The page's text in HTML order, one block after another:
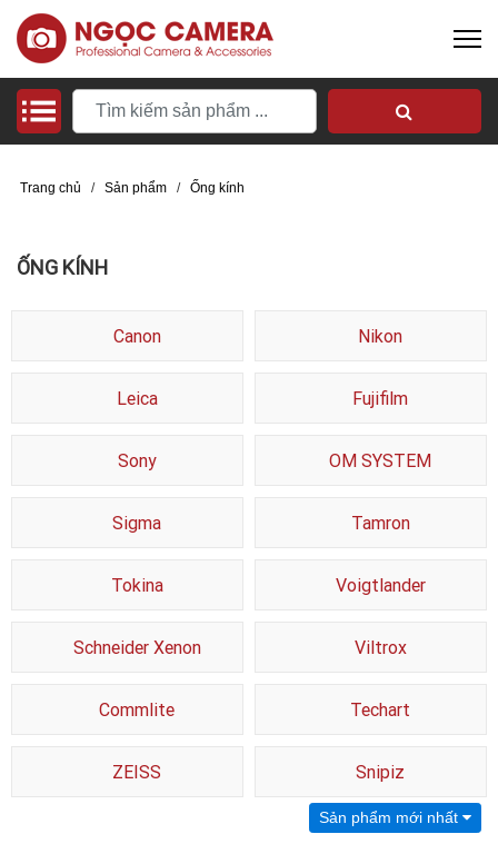
Trang chủ / Sản phẩm / Ống kính
ỐNG KÍNH
Canon Nikon
Leica Fujifilm
Sony OM SYSTEM
Sigma Tamron
Tokina Voigtlander
Schneider Xenon Viltrox
Commlite Techart
ZEISS Snipiz
Sản phẩm mới nhất